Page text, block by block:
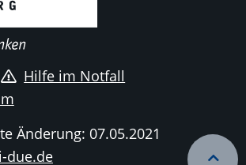
Hilfe im Notfall
Änderung: 07.05.2021
due.de